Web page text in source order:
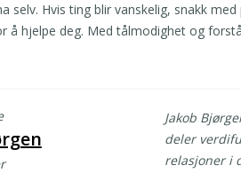
selv. Hvis ting blir vanskelig, snakk
å hjelpe deg. Med tålmodighet og
Jakob
deler
relasjoner i